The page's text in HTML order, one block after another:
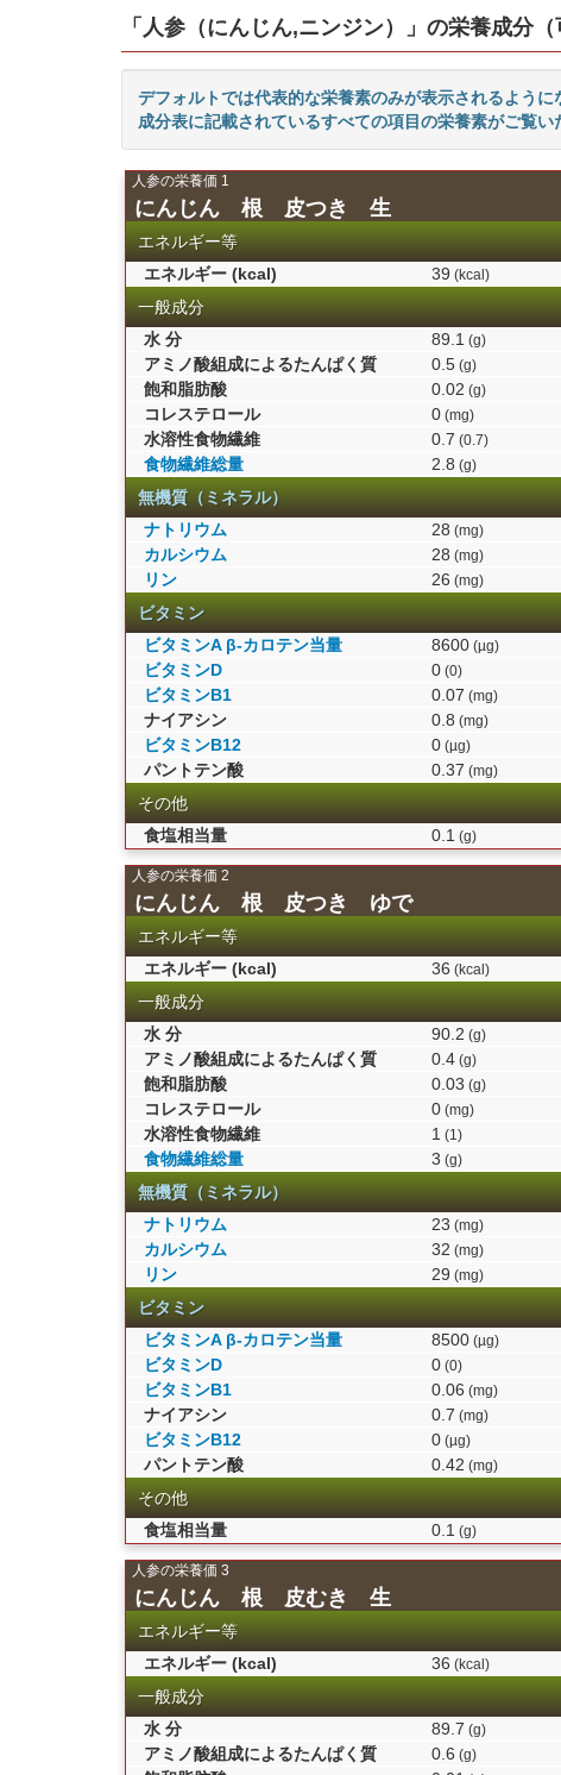
「人参（にんじん,ニンジン）」の栄養成分（
デフォルトでは代表的な栄養素のみが表示されるよう
成分表に記載されているすべての項目の栄養素がご覧い
人参の栄養価 1
にんじん 根 皮つき 生
エネルギー等
エネルギー (kcal) 39 (kcal)
一般成分
水 分 89.1 (g)
アミノ酸組成によるたんぱく質 0.5(g)
飽和脂肪酸 0.02 (g)
コレステロール 0(mg)
水溶性食物繊維 0.7 (0.7)
食物繊維総量 2.8 (g)
無機質（ミネラル）
ナトリウム 28 (mg)
カルシウム 28 (mg)
リン 26 (mg)
ビタミン
ビタミンA β-カロテン当量 8600(µg)
ビタミンD 0(0)
ビタミンB1 0.07 (mg)
ナイアシン 0.8 (mg)
ビタミンB12 0(µg)
パントテン酸 0.37 (mg)
その他
食塩相当量 0.1 (g)
人参の栄養価 2
にんじん 根 皮つき ゆで
エネルギー等
エネルギー (kcal) 36 (kcal)
一般成分
水 分 90.2 (g)
アミノ酸組成によるたんぱく質 0.4(g)
飽和脂肪酸 0.03 (g)
コレステロール 0(mg)
水溶性食物繊維 1 (1)
食物繊維総量 3 (g)
無機質（ミネラル）
ナトリウム 23 (mg)
カルシウム 32 (mg)
リン 29 (mg)
ビタミン
ビタミンA β-カロテン当量 8500(µg)
ビタミンD 0(0)
ビタミンB1 0.06 (mg)
ナイアシン 0.7 (mg)
ビタミンB12 0(µg)
パントテン酸 0.42 (mg)
その他
食塩相当量 0.1 (g)
人参の栄養価 3
にんじん 根 皮むき 生
エネルギー等
エネルギー (kcal) 36 (kcal)
一般成分
水 分 89.7 (g)
アミノ酸組成によるたんぱく質 0.6 (g)